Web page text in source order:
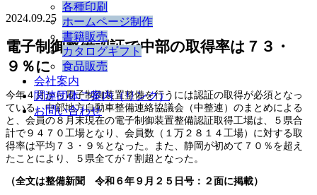
各種印刷
ホームページ制作
書籍販売
カタログギフト
食品販売
会社案内
関連団体ご案内（リンク）
お問い合わせ
2024.09.25
電子制御整備認証で中部の取得率は７３・
９％に
今年４月から電子制御装置整備を行うには認証の取得が必須となっ
ている。中部地方自動車整備連絡協議会（中整連）のまとめによる
と、会員の８月末現在の電子制御装置整備認証取得工場は、５県合
計で９４７０工場となり、会員数（１万２８１４工場）に対する取
得率は平均７３・９％となった。また、静岡が初めて７０％を超え
たことにより、５県全てが７割超となった。
（全文は整備新聞 令和６年９月２５日号：２面に掲載）